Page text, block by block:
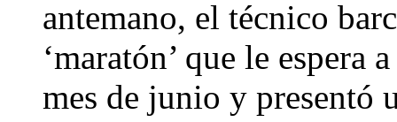
antemano, el técnico
‘maratón’ que le
mes de junio y presentó